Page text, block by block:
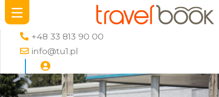
+48 33 813 90 00
info@tu1.pl